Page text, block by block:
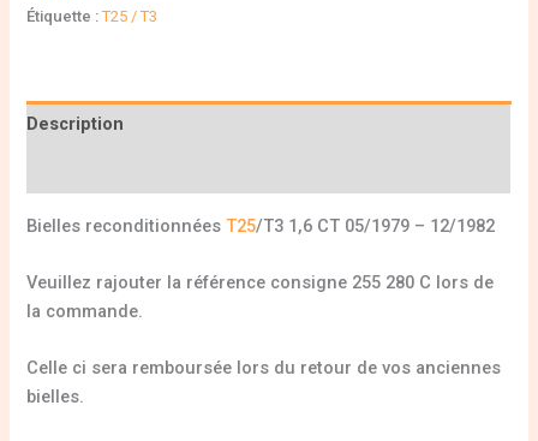
Étiquette :T25 / T3
Description
Bielles reconditionnéesT25/T3 1,6 CT 05/1979 – 12/1982
Veuillez rajouter la référence consigne 255 280 C lors de
la commande.
Celle ci sera remboursée lors du retour de vos anciennes
bielles.